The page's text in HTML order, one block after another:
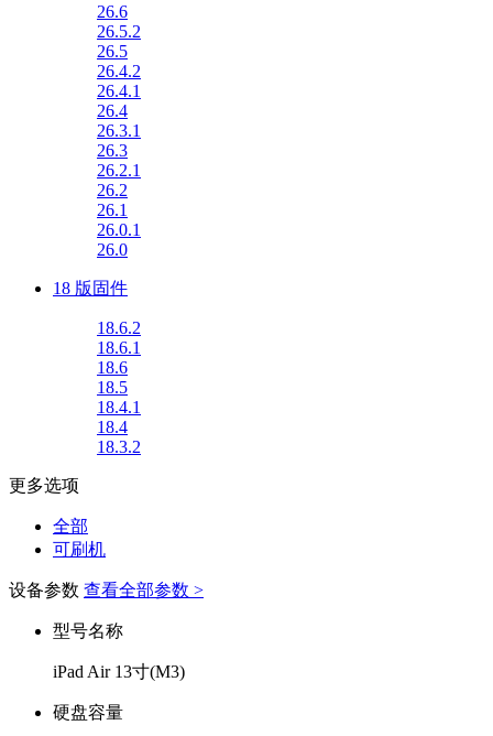
26.6
26.5.2
26.5
26.4.2
26.4.1
26.4
26.3.1
26.3
26.2.1
26.2
26.1
26.0.1
26.0
18 版固件
18.6.2
18.6.1
18.6
18.5
18.4.1
18.4
18.3.2
更多选项
全部
可刷机
设备参数 查看全部参数 >
型号名称
iPad Air 13寸(M3)
硬盘容量